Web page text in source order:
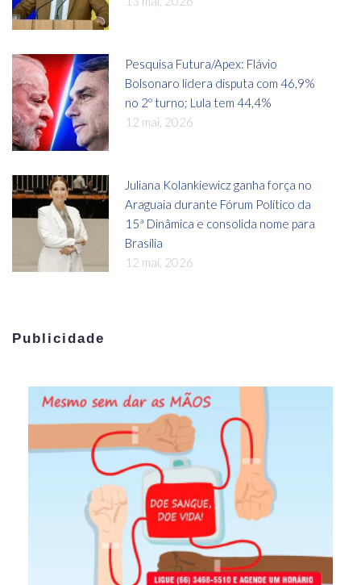
Pesquisa Futura/Apex: Flávio
Bolsonaro lidera disputa com 46,9%
no 2º turno; Lula tem 44,4%
12 mai, 2026
Juliana Kolankiewicz ganha força no
Araguaia durante Fórum Político da
15ª Dinâmica e consolida nome para
Brasília
12 mai, 2026
Publicidade